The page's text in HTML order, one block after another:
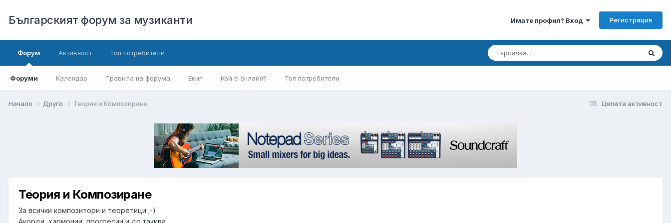
Българският форум за музиканти Имате профил? Вход Регистрация
Форум
Форуми Календар Правила на форума Екип Кой е онлайн? Топ потребители
Активност Топ потребители
Цялата активност
Начало Друго Теория и Композиране
Теория и Композиране
За всички композитори и теоретици ;-)
Акорди, хармонии, прогресии и др.такива